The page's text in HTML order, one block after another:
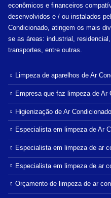
econômicos e financeiros
desenvolvidos e / ou instalados
Condicionado, atingem os mais
se as áreas: industrial,
transportes, entre outras.
Limpeza de aparelhos de Ar
Empresa que faz limpeza de Ar
Higienização de Ar
Especialista em limpeza de Ar
Especialista em limpeza de ar
Especialista em limpeza de ar
Orçamento de limpeza de ar